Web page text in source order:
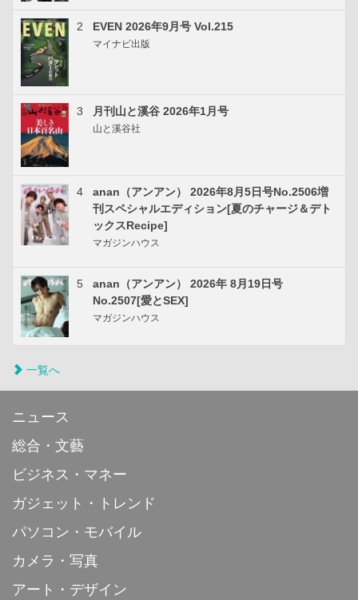
2 EVEN 2026年9月号 Vol.215
マイナビ出版
3 月刊山と溪谷 2026年1月号
山と溪谷社
4
anan（アンアン） 2026年8月5日号No.2506増
刊スペシャルエディション[夏のチャージ＆デト
ックスRecipe]
マガジンハウス
5
anan（アンアン） 2026年 8月19日号
No.2507[愛とSEX]
マガジンハウス
一覧へ
ニュース
総合・文藝
ビジネス・マネー
ガジェット・トレンド
パソコン・モバイル
カメラ・写真
アート・デザイン